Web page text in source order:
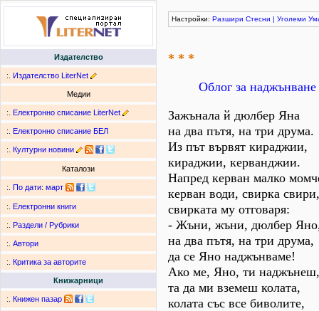
Издателство
:. Издателство LiterNet
Медии
:. Електронно списание LiterNet
:. Електронно списание БЕЛ
:. Културни новини
Каталози
:. По дати: март
:. Електронни книги
:. Раздели / Рубрики
:. Автори
:. Критика за авторите
Книжарници
:. Книжен пазар
Настройки: Разшири Стесни | Уголеми
* * *
Облог за
Зажънала й дюлбер Яна
на два пътя, на три друма.
Из път вървят кираджии,
кираджии, керванджии.
Напред керван малко
керван води, свирка свири,
свирката му отговаря:
- Жъни, жъни, дюлбер
на два пътя, на три друма,
да се Яно наджънваме!
Ако ме, Яно, ти наджънеш,
та да ми вземеш колата,
колата със все биволите,